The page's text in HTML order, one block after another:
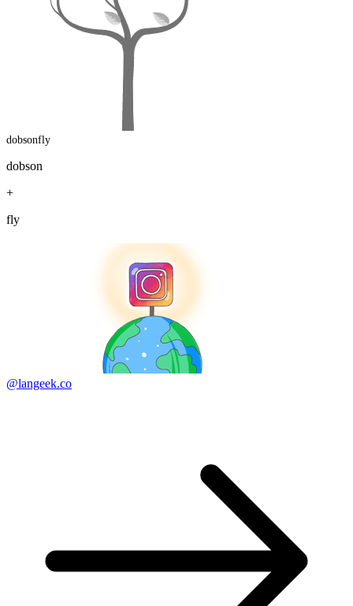
dobsonfly
dobson
+
fly
@langeek.co